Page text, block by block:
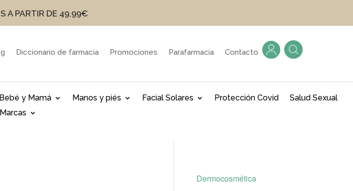
A PARTIR DE 49,99€
Diccionario de farmacia Promociones Parafarmacia Contacto
Bebé y Mamá Manos y piés Facial Solares Protección Covid
Salud Sexual
Marcas
Dermocosmética